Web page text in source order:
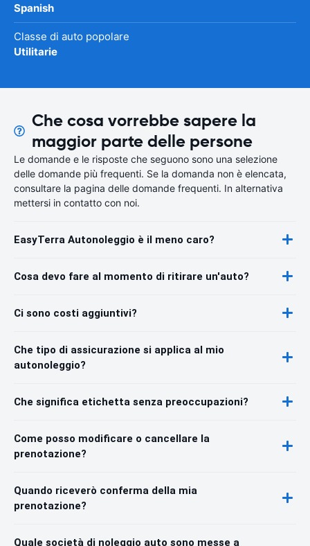
Spanish
Classe di auto popolare
Utilitarie
Che cosa vorrebbe sapere la
maggior parte delle persone
Le domande e le risposte che seguono sono una selezione
delle domande più frequenti. Se la domanda non è elencata,
consultare la pagina delle domande frequenti. In alternativa
mettersi in contatto con noi.
EasyTerra Autonoleggio è il meno caro?
Cosa devo fare al momento di ritirare un'auto?
Ci sono costi aggiuntivi?
Che tipo di assicurazione si applica al mio
autonoleggio?
Che significa etichetta senza preoccupazioni?
Come posso modificare o cancellare la
prenotazione?
Quando riceverò conferma della mia
prenotazione?
Quale società di noleggio auto sono messe a